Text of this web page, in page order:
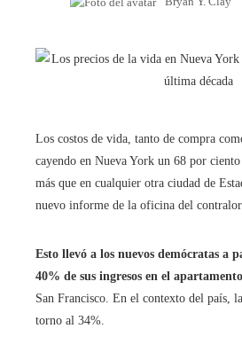
Los costos de vida, tanto de compra
cayendo en Nueva York un 68 por
más que en cualquier otra ciudad de
nuevo informe de la oficina del
Esto llevó a los nuevos demócratas a
40% de sus ingresos en el
San Francisco. En el contexto del país,
torno al 34%.